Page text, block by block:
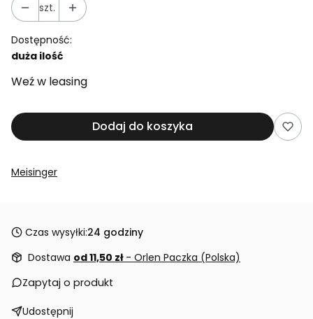
szt.
Dostępność:
duża ilość
Weź w leasing
Dodaj do koszyka
Meisinger
Czas wysyłki:24 godziny
Dostawa od 11,50 zł - Orlen Paczka (Polska)
Zapytaj o produkt
Udostępnij